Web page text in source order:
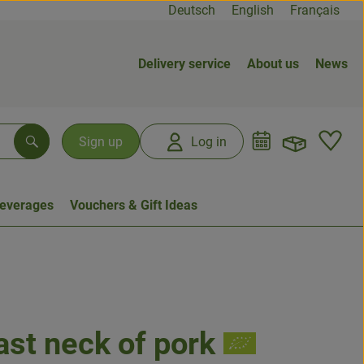
Deutsch English Français
Delivery service About us News
Sign up Log in Open
Search
Vouchers & Gift Ideas
neck of pork